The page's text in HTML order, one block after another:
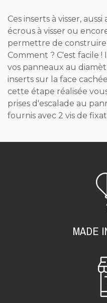
Ces inserts à visser,
écrous à visser ou
permettre de
Comment ? C'est facile
vos panneaux au
inserts sur la face
cette étape réalisée
prises d'escalade au
fournis avec 2 vis de
MADE